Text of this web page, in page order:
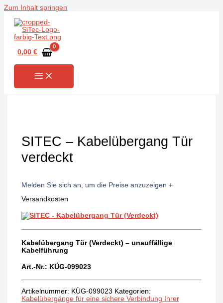
Zum Inhalt springen
0,00€
SITEC – Kabelübergang Tür
verdeckt
Melden Sie sich an, um die Preise anzuzeigen +
Versandkosten
Kabelübergang Tür (Verdeckt) – unauffällige
Kabelführung
Art.-Nr.: KÜG-099023
Artikelnummer: KÜG-099023 Kategorien:
Kabelübergänge für eine sichere Verbindung Ihrer